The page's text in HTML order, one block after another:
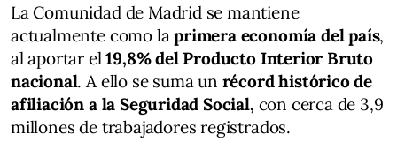
La Comunidad de Madrid se mantiene
actualmente como la primera economía del país,
al aportar el19,8% del Producto Interior Bruto
nacional. A ello se suma un récord histórico de
afiliación a la Seguridad Social, con cerca de 3,9
millones de trabajadores registrados.